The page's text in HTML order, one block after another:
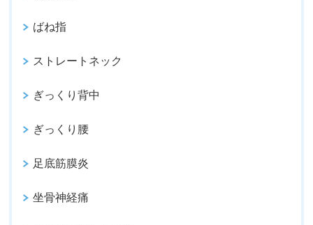
ばね指
ストレートネック
ぎっくり背中
ぎっくり腰
足底筋膜炎
坐骨神経痛